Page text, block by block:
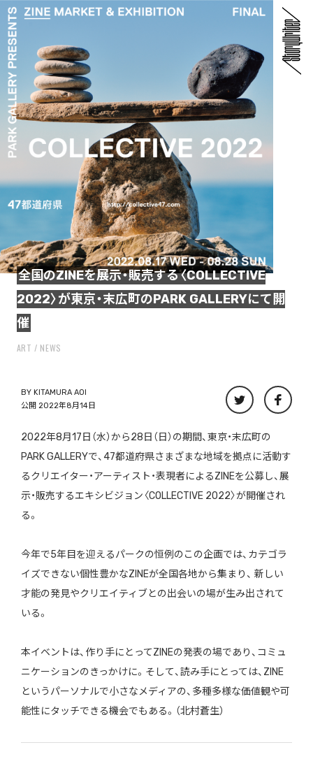
全国のZINEを展示・販売する〈COLLECTIVE
2022〉が東京・末広町のPARK GALLERYにて開
催
ART NEWS
BY KITAMURA AOI
公開 2022年8月14日
2022年8月17日（水）から28日（日）の期間、東京・末広町の
PARK GALLERYで、47都道府県さまざまな地域を拠点に活動す
るクリエイター・アーティスト・表現者によるZINEを公募し、展
示・販売するエキシビジョン〈COLLECTIVE 2022〉が開催され
る。
今年で5年目を迎えるパークの恒例のこの企画では、カテゴラ
イズできない個性豊かなZINEが全国各地から集まり、 新しい
才能の発見やクリエイティブとの出会いの場が生み出されて
いる。
本イベントは、作り手にとってZINEの発表の場であり、コミュ
ニケーションのきっかけに。そして、読み手にとっては、ZINE
というパーソナルで小さなメディアの、多種多様な価値観や可
能性にタッチできる機会でもある。（北村蒼生）